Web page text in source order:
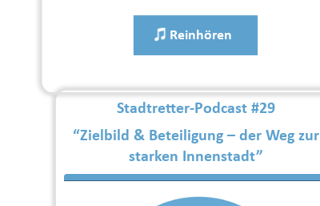
Reinhören
Stadtretter-Podcast #29
“Zielbild & Beteiligung – der Weg zur
starken Innenstadt”